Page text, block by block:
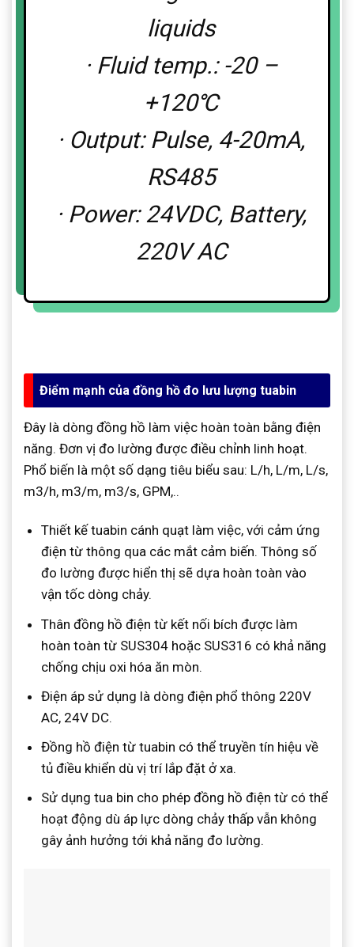
liquids
· Fluid temp.: -20 –
+120℃
· Output: Pulse, 4-20mA,
RS485
· Power: 24VDC, Battery,
220V AC
Điểm mạnh của đồng hồ đo lưu lượng tuabin
Đây là dòng đồng hồ làm việc hoàn toàn bằng điện
năng. Đơn vị đo lường được điều chỉnh linh hoạt.
Phổ biến là một số dạng tiêu biểu sau: L/h, L/m, L/s,
m3/h, m3/m, m3/s, GPM,..
Thiết kế tuabin cánh quạt làm việc, với cảm ứng
điện từ thông qua các mắt cảm biến. Thông số
đo lường được hiển thị sẽ dựa hoàn toàn vào
vận tốc dòng chảy.
Thân đồng hồ điện từ kết nối bích được làm
hoàn toàn từ SUS304 hoặc SUS316 có khả năng
chống chịu oxi hóa ăn mòn.
Điện áp sử dụng là dòng điện phổ thông 220V
AC, 24V DC.
Đồng hồ điện từ tuabin có thể truyền tín hiệu về
tủ điều khiển dù vị trí lắp đặt ở xa.
Sử dụng tua bin cho phép đồng hồ điện từ có thể
hoạt động dù áp lực dòng chảy thấp vẫn không
gây ảnh hưởng tới khả năng đo lường.